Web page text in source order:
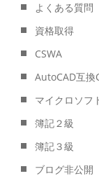
よくある質問
資格取得
CSWA
AutoCAD互換
マイクロソフ
簿記２級
簿記３級
ブログ非公開